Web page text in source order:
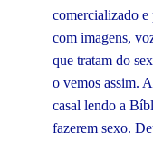
comercializado e
com imagens,
que tratam do
o vemos assim.
casal lendo a
fazerem sexo.